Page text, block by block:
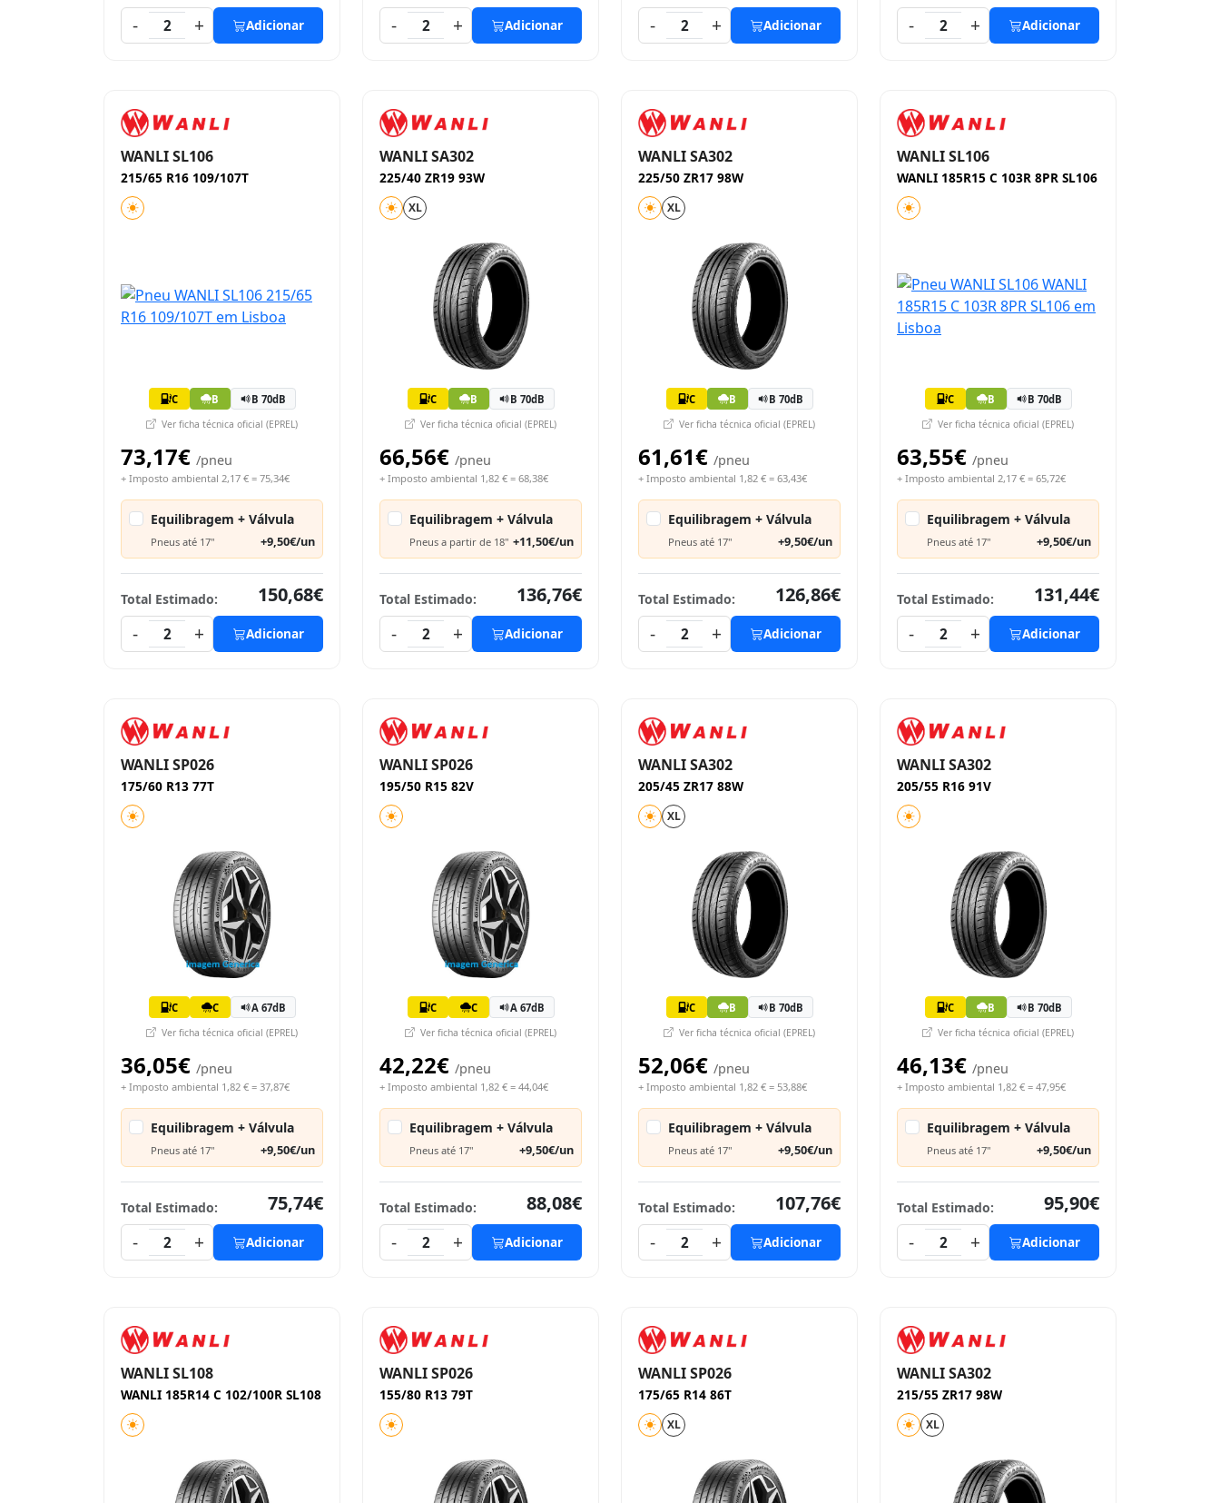
-
2 + Adicionar
-
2 + Adicionar
-
2 + Adicionar
-
2 + Adicionar
WANLI SL106
215/65 R16 109/107T
C B B 70dB
Ver ficha técnica oficial (EPREL)
73,17€ /pneu
+ Imposto ambiental 2,17 € = 75,34€
Equilibragem + Válvula
Pneus até 17" +9,50€/un
Total Estimado:
150,68€
-
2 + Adicionar
WANLI SA302
225/40 ZR19 93W
XL
C B B 70dB
Ver ficha técnica oficial (EPREL)
66,56€ /pneu
+ Imposto ambiental 1,82 € = 68,38€
Equilibragem + Válvula
Pneus a partir de 18" +11,50€/un
Total Estimado:
136,76€
-
2 + Adicionar
WANLI SA302
225/50 ZR17 98W
XL
C B B 70dB
Ver ficha técnica oficial (EPREL)
61,61€ /pneu
+ Imposto ambiental 1,82 € = 63,43€
Equilibragem + Válvula
Pneus até 17" +9,50€/un
Total Estimado:
126,86€
-
2 + Adicionar
WANLI SL106
WANLI 185R15 C 103R 8PR SL106
C B B 70dB
Ver ficha técnica oficial (EPREL)
63,55€ /pneu
+ Imposto ambiental 2,17 € = 65,72€
Equilibragem + Válvula
Pneus até 17" +9,50€/un
Total Estimado:
131,44€
-
2 + Adicionar
WANLI SP026
175/60 R13 77T
C C A 67dB
Ver ficha técnica oficial (EPREL)
36,05€ /pneu
+ Imposto ambiental 1,82 € = 37,87€
Equilibragem + Válvula
Pneus até 17" +9,50€/un
Total Estimado:
75,74€
-
2 + Adicionar
WANLI SP026
195/50 R15 82V
C C A 67dB
Ver ficha técnica oficial (EPREL)
42,22€ /pneu
+ Imposto ambiental 1,82 € = 44,04€
Equilibragem + Válvula
Pneus até 17" +9,50€/un
Total Estimado:
88,08€
-
2 + Adicionar
WANLI SA302
205/45 ZR17 88W
XL
C B B 70dB
Ver ficha técnica oficial (EPREL)
52,06€ /pneu
+ Imposto ambiental 1,82 € = 53,88€
Equilibragem + Válvula
Pneus até 17" +9,50€/un
Total Estimado:
107,76€
-
2 + Adicionar
WANLI SA302
205/55 R16 91V
C B B 70dB
Ver ficha técnica oficial (EPREL)
46,13€ /pneu
+ Imposto ambiental 1,82 € = 47,95€
Equilibragem + Válvula
Pneus até 17" +9,50€/un
Total Estimado:
95,90€
-
2 + Adicionar
WANLI SL108
WANLI 185R14 C 102/100R SL108
WANLI SP026
155/80 R13 79T
WANLI SP026
175/65 R14 86T
XL
WANLI SA302
215/55 ZR17 98W
XL